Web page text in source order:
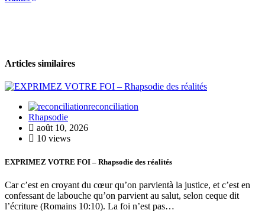
Articles similaires
reconciliation
Rhapsodie
août 10, 2026
10 views
EXPRIMEZ VOTRE FOI – Rhapsodie des réalités
Car c’est en croyant du cœur qu’on parvientà la justice, et c’est en
confessant de labouche qu’on parvient au salut, selon ceque dit
l’écriture (Romains 10:10). La foi n’est pas…